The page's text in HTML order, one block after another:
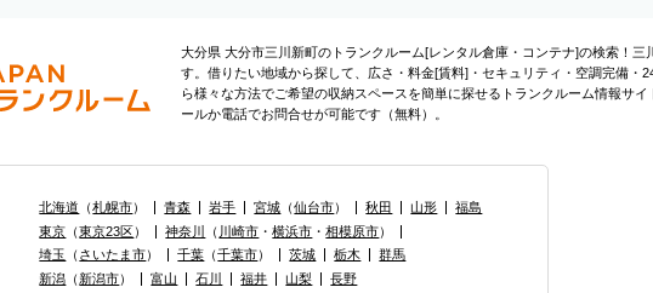
大分県 大分市三川新町のトランクルーム[レンタル倉庫・コンテナ]の検索！
す。借りたい地域から探して、広さ・料金[賃料]・セキュリティ・空調完備
ら様々な方法でご希望の収納スペースを簡単に探せるトランクルーム情報サ
ールか電話でお問合せが可能です（無料）。
北海道 （札幌市） 青森 岩手 宮城 （仙台市） 秋田 山形
福島
東京 （東京23区） 神奈川 （ 川崎市 ・横浜市 ・相模原市）
埼玉
（さいたま市） 千葉 （千葉市） 茨城 栃木
群馬
新潟 （新潟市） 富山 石川 福井 山梨 長野